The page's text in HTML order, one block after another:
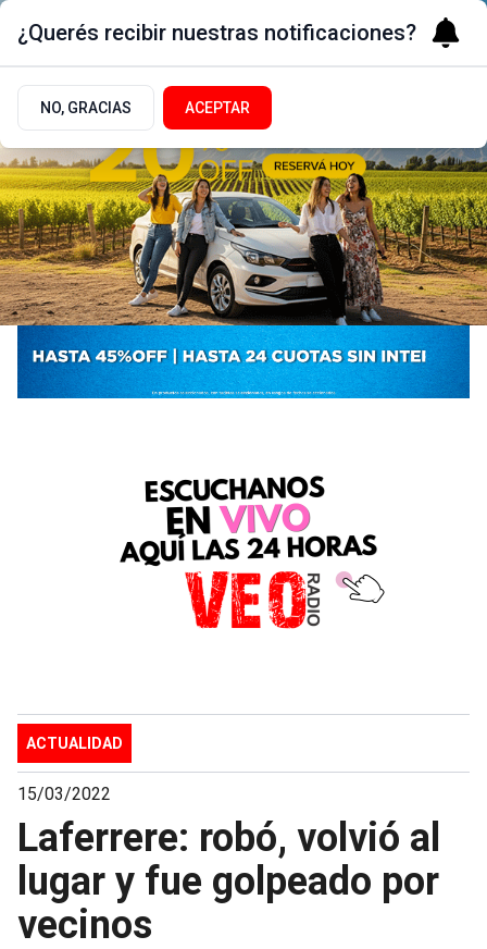
ACTUALIDAD
15/03/2022
Laferrere: robó, volvió al
lugar y fue golpeado por
vecinos
¿Querés recibir nuestras notificaciones?
NO, GRACIAS ACEPTAR